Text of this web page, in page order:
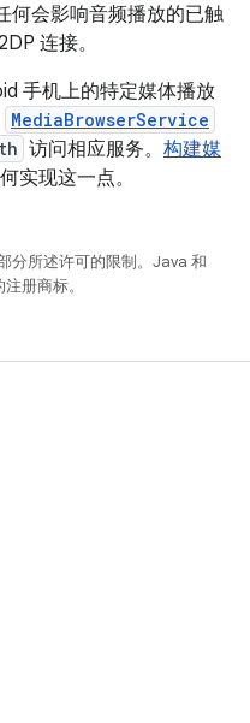
何会影响音频播放的已触
连接。
手机上的特定媒体播放
MediaBrowserService
访问相应服务。 构建媒
实现这一点。
分所述许可的限制。Java 和
册商标。